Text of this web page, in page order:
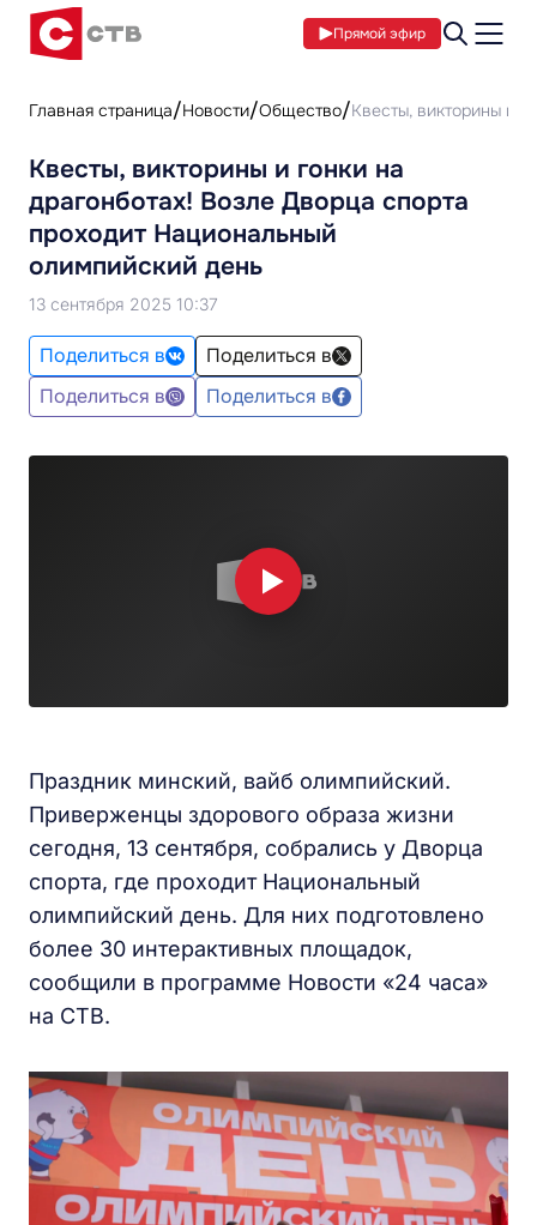
Прямой эфир
Главная страница Новости Общество Квесты, викторины и
Квесты, викторины и гонки на
драгонботах! Возле Дворца спорта
проходит Национальный
олимпийский день
13 сентября 2025 10:37
Поделиться в
Поделиться в
Поделиться в
Поделиться в
Праздник минский, вайб олимпийский.
Приверженцы здорового образа жизни
сегодня, 13 сентября, собрались у Дворца
спорта, где проходит Национальный
олимпийский день. Для них подготовлено
более 30 интерактивных площадок,
сообщили в программе Новости «24 часа»
на СТВ.